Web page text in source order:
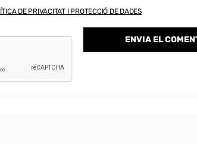
DE PRIVACITAT I PROTECCIÓ DE DADES